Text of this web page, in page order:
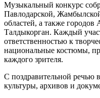
Музыкальный конкурс
Павлодарской,
областей, а также
Талдыкорган. Каждый
ответственностью к
национальные костюмы,
каждого зрителя.
С поздравительной речью
культуры, архивов и